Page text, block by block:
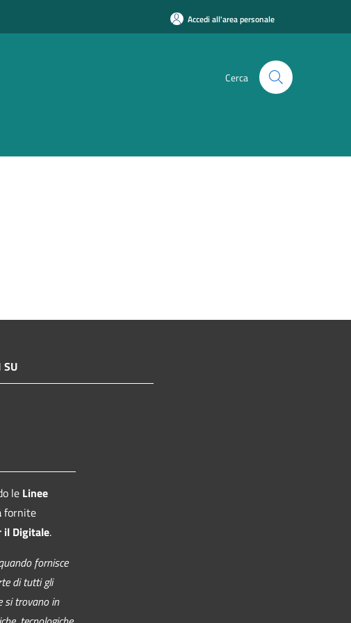
Accedi all'area personale
Cerca
SU
le Linee
fornite
il Digitale.
fornisce
di tutti gli
si trovano in